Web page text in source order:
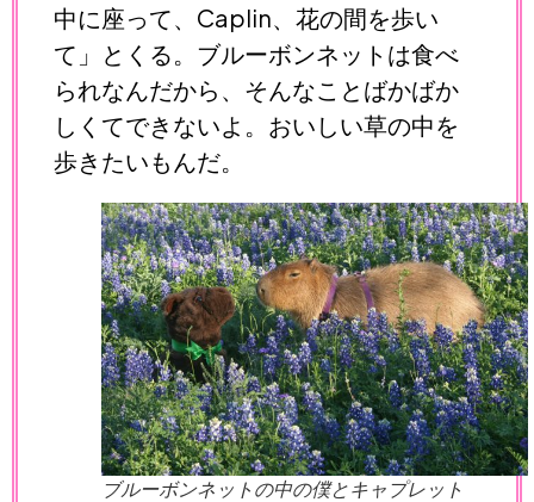
中に座って、Caplin、花の間を歩い
て」とくる。ブルーボンネットは食べ
られなんだから、そんなことばかばか
しくてできないよ。おいしい草の中を
歩きたいもんだ。
ブルーボンネットの中の僕とキャプレット